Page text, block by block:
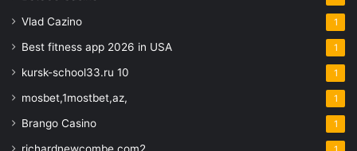
Vlad Cazino 1
Best fitness app 2026 in USA 1
kursk-school33.ru 10 1
mosbet,1mostbet,az, 1
Brango Casino 1
richardnewcombe.com2